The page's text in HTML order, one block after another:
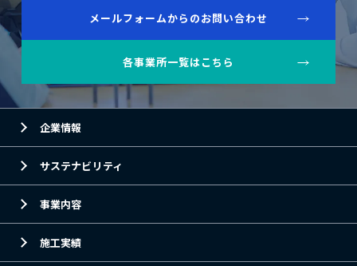
メールフォームからのお問い合わせ
各事業所一覧はこちら
企業情報
サステナビリティ
事業内容
施工実績